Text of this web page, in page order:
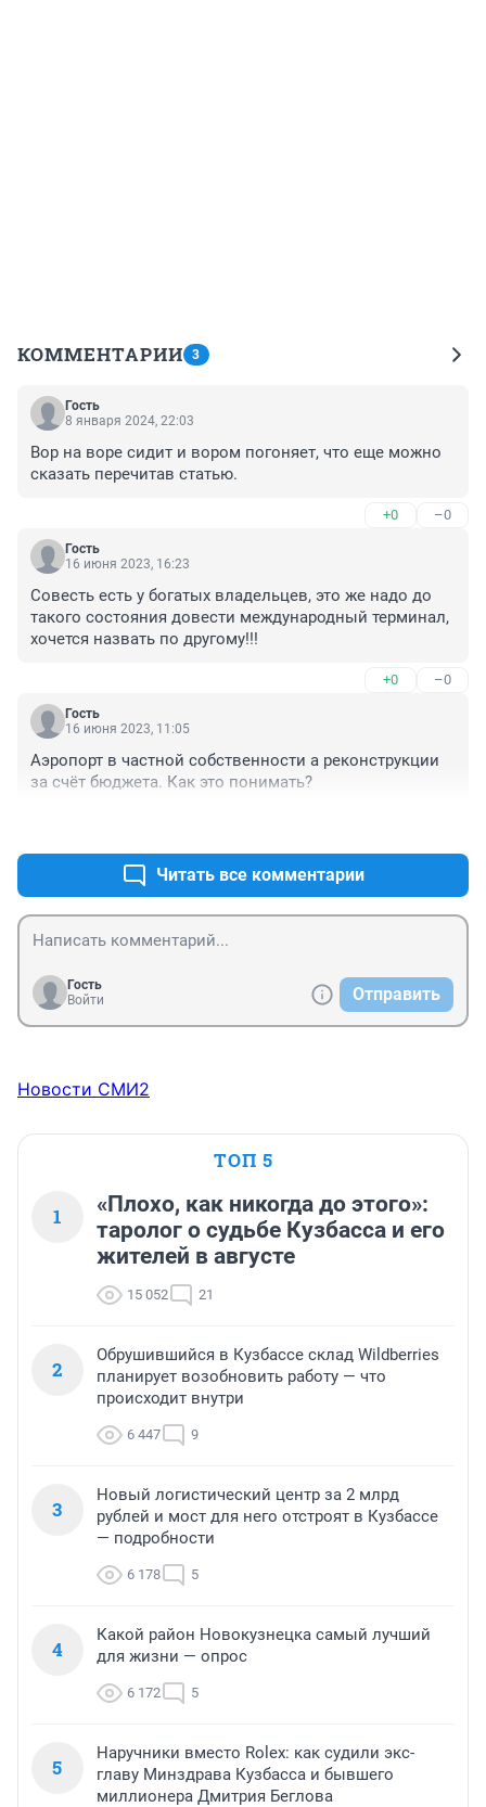
КОММЕНТАРИИ 3
Гость
8 января 2024, 22:03
Вор на воре сидит и вором погоняет, что еще можно
сказать перечитав статью.
+0 –0
Гость
16 июня 2023, 16:23
Совесть есть у богатых владельцев, это же надо до
такого состояния довести международный терминал,
хочется назвать по другому!!!
+0 –0
Гость
16 июня 2023, 11:05
Аэропорт в частной собственности а реконструкции
за счёт бюджета. Как это понимать?
Читать все комментарии
Гость
Войти
Отправить
Новости СМИ2
ТОП 5
1
«Плохо, как никогда до этого»:
таролог о судьбе Кузбасса и его
жителей в августе
15 052 21
2
Обрушившийся в Кузбассе склад Wildberries
планирует возобновить работу — что
происходит внутри
6 447 9
3
Новый логистический центр за 2 млрд
рублей и мост для него отстроят в Кузбассе
— подробности
6 178 5
4
Какой район Новокузнецка самый лучший
для жизни — опрос
6 172 5
5
Наручники вместо Rolex: как судили экс-
главу Минздрава Кузбасса и бывшего
миллионера Дмитрия Беглова